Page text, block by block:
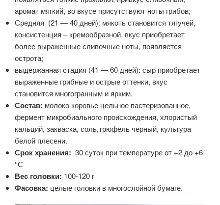
аромат мягкий, во вкусе присутствуют ноты грибов;
Средняя (21 — 40 дней): мякоть становится тягучей,
консистенция – кремообразной, вкус приобретает
более выраженные сливочные ноты, появляется
острота;
выдержанная стадия (41 — 60 дней): сыр приобретает
выраженные грибные и острые оттенки, вкус
становится многогранным и ярким.
Состав: молоко коровье цельное пастеризованное,
фермент микробиального происхождения, хлористый
кальций, закваска, соль,трюфель черный, культура
белой плесени.
Срок хранения: 30 суток при температуре от +2 до +6
°С
Вес головки: 100-120 г
Фасовка: целые головки в многослойной бумаге.